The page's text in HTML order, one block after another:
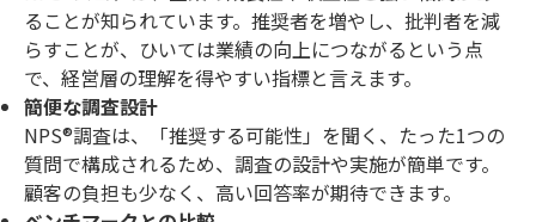
ることが知られています。推奨者を増やし、批判者を減
らすことが、ひいては業績の向上につながるという点
で、経営層の理解を得やすい指標と言えます。
簡便な調査設計
NPS®調査は、「推奨する可能性」を聞く、たった1つの
質問で構成されるため、調査の設計や実施が簡単です。
顧客の負担も少なく、高い回答率が期待できます。